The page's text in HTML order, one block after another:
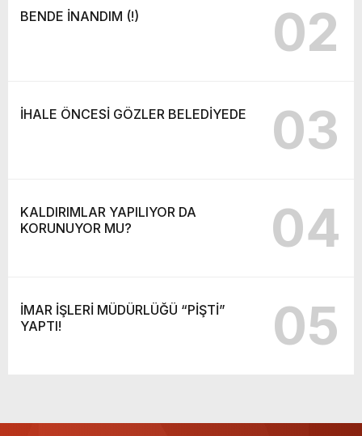
BENDE İNANDIM (!) 02
İHALE ÖNCESİ GÖZLER BELEDİYEDE 03
KALDIRIMLAR YAPILIYOR DA
KORUNUYOR MU?
04
İMAR İŞLERİ MÜDÜRLÜĞÜ “PİŞTİ”
YAPTI!
05